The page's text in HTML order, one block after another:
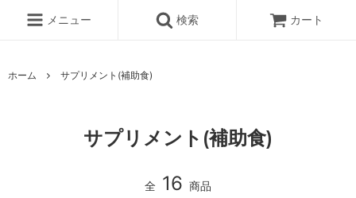
メニュー 検索 カート
ホーム サプリメント(補助食)
サプリメント(補助食)
全 16 商品